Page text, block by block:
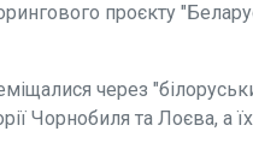
проєкту
через
Чорнобиля та Лоєва, а